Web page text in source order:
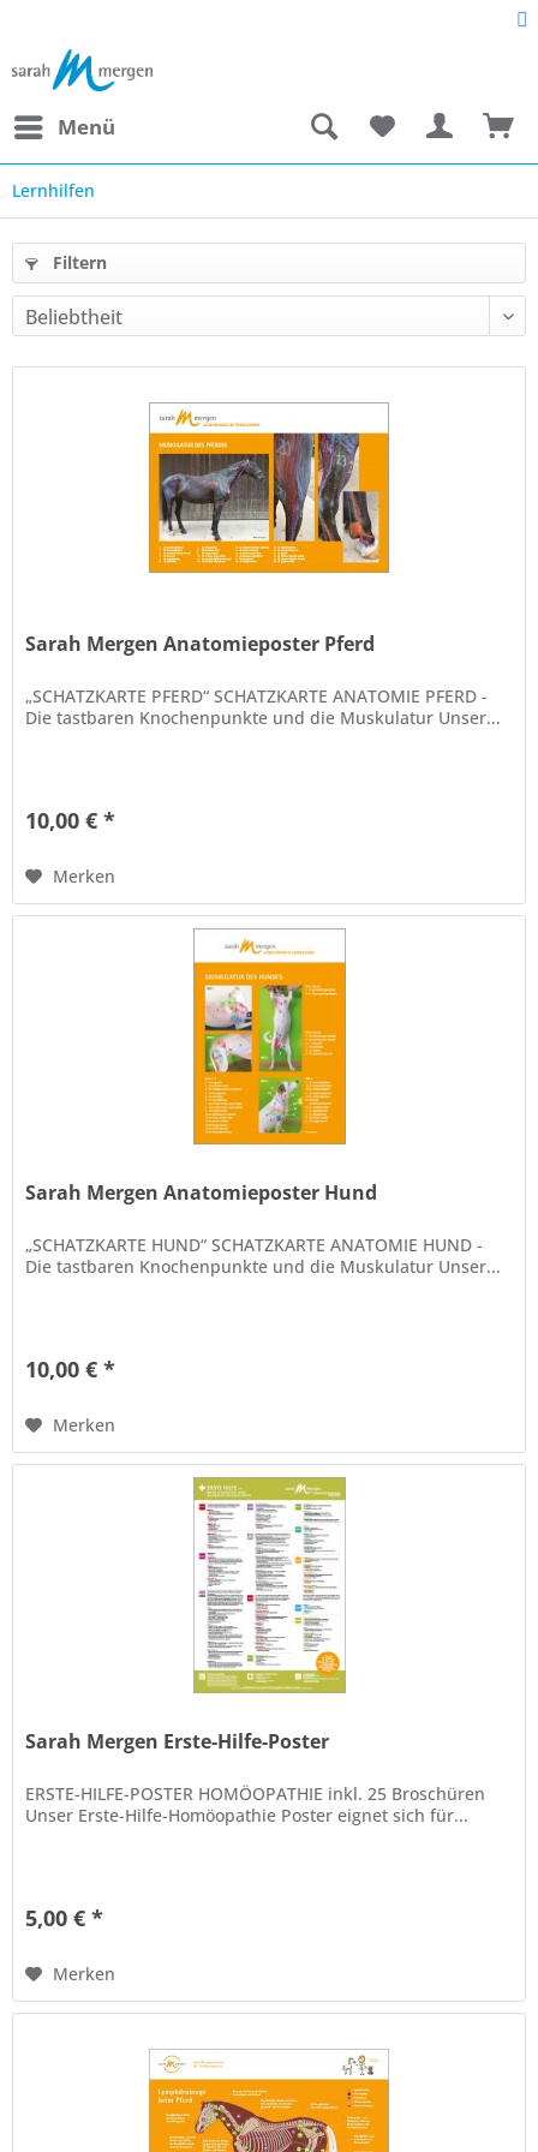
Menü
Lernhilfen
Filtern
Sarah Mergen Anatomieposter Pferd
„SCHATZKARTE PFERD“ SCHATZKARTE ANATOMIE PFERD -
Die tastbaren Knochenpunkte und die Muskulatur Unser...
10,00 € *
Merken
Sarah Mergen Anatomieposter Hund
„SCHATZKARTE HUND“ SCHATZKARTE ANATOMIE HUND -
Die tastbaren Knochenpunkte und die Muskulatur Unser...
10,00 € *
Merken
Sarah Mergen Erste-Hilfe-Poster
ERSTE-HILFE-POSTER HOMÖOPATHIE inkl. 25 Broschüren
Unser Erste-Hilfe-Homöopathie Poster eignet sich für...
5,00 € *
Merken